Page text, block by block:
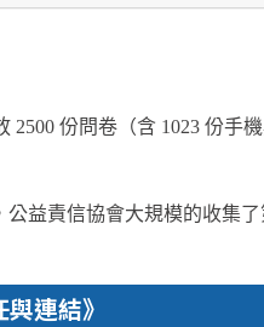
份問卷（含 1023 份手
益責信協會大規模的收集
連結》